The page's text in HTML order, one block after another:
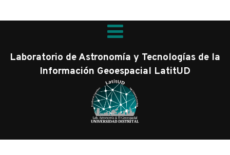
Laboratorio de Astronomía y Tecnologías de la
Información Geoespacial LatitUD